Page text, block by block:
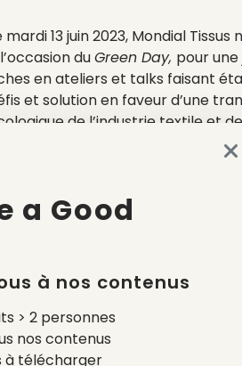
mardi 13 juin 2023, Mondial Tissus
duGreen Day, pour
en ateliers et talks faisant
et solution en faveur d’une
de l’industrie textile et
Date de l'évènement
Lieu
Voir le site
a Good
à nos contenus
> 2 personnes
nos contenus
à télécharger